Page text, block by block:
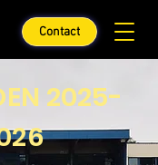
Contact
2025-